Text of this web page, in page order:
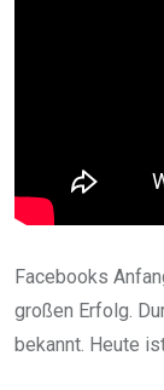
Facebooks
großen Erfolg.
bekannt. Heute